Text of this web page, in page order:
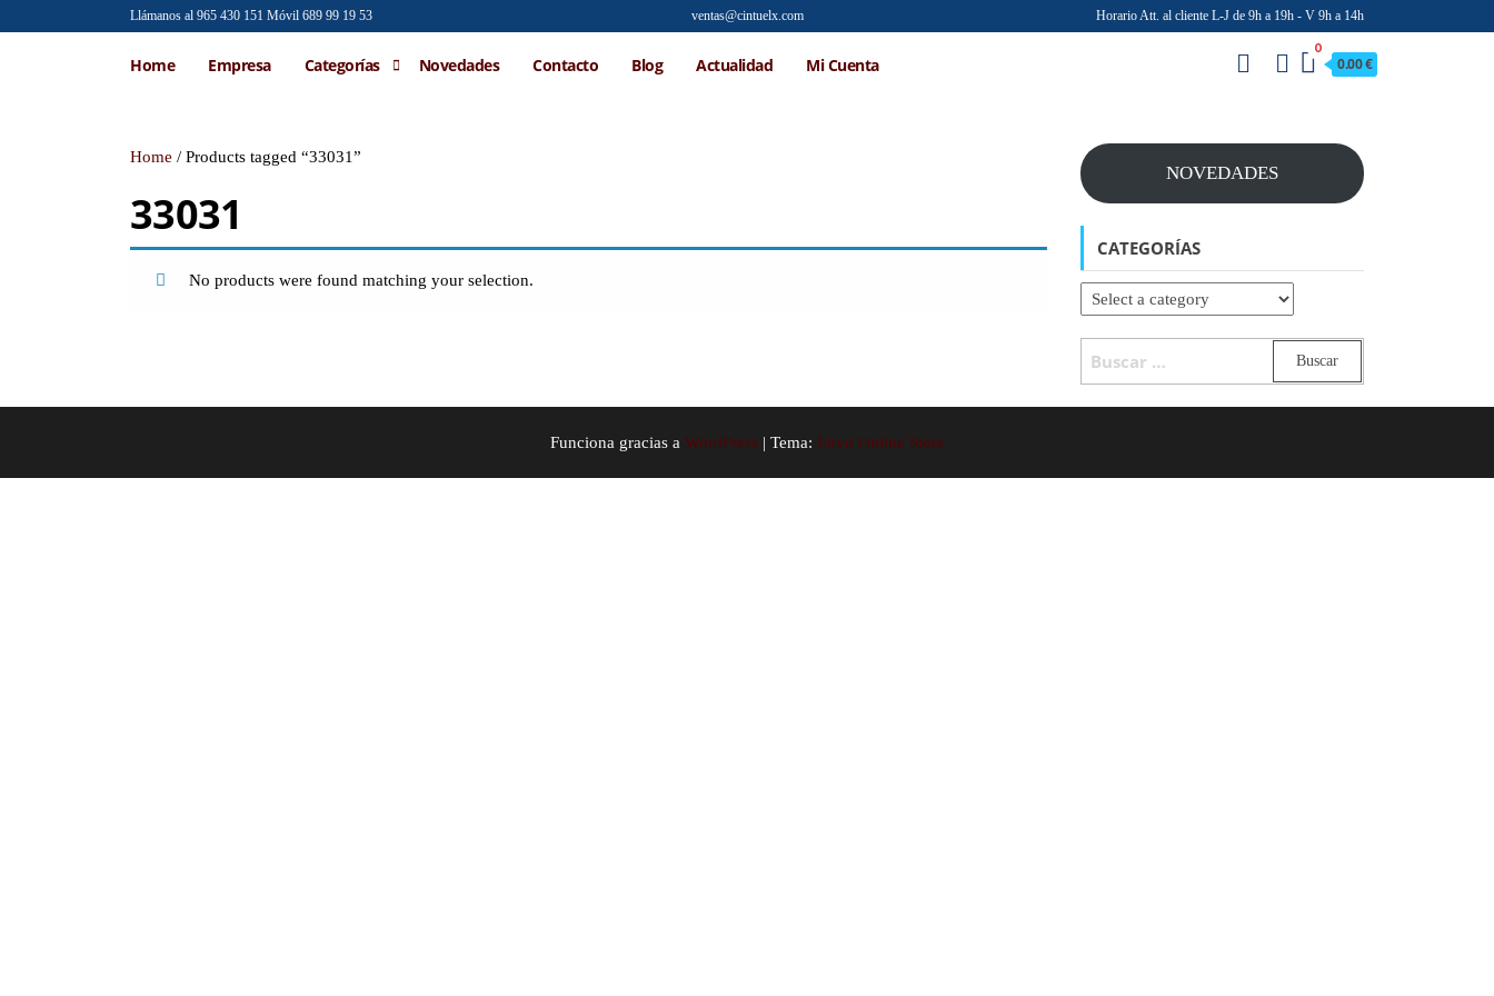
Llámanos al 965 430 151 Móvil 689 99 19 53 ventas@cintuelx.com Horario Att. al cliente L-J de 9h a 19h - V 9h a 14h
Emilio
Faraoni
por
0
0.00 €
Home Empresa Categorías Novedades Contacto Blog Actualidad Mi Cuenta
Home / Products tagged “33031”
33031
No products were found matching your selection.
NOVEDADES
CATEGORÍAS
Funciona gracias a WordPress | Tema: Envo Online Store